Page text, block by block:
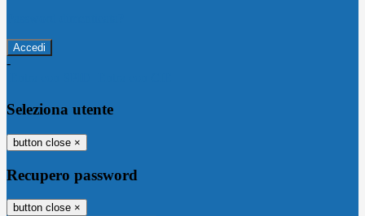
-
Seleziona utente
button close ×
Recupero password
button close ×